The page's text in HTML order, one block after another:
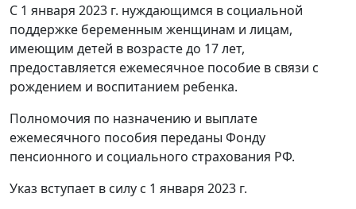
С 1 января 2023 г. нуждающимся в социальной
поддержке беременным женщинам и лицам,
имеющим детей в возрасте до 17 лет,
предоставляется ежемесячное пособие в связи с
рождением и воспитанием ребенка.
Полномочия по назначению и выплате
ежемесячного пособия переданы Фонду
пенсионного и социального страхования РФ.
Указ вступает в силу с 1 января 2023 г.